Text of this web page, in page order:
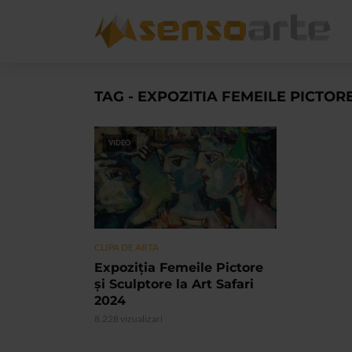
TAG - EXPOZITIA FEMEILE
VIDEO
CLIPA DE ARTA
Expoziţia Femeile Pictore
și Sculptore la Art Safari
2024
8.228 vizualizari